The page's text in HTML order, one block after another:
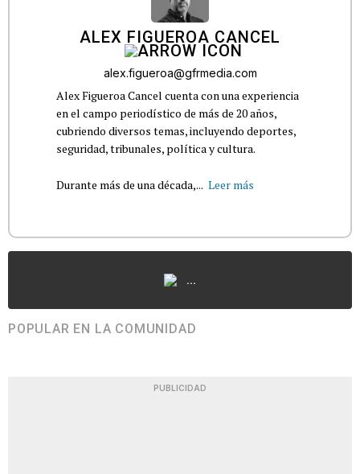
ALEX FIGUEROA CANCEL
alex.figueroa@gfrmedia.com
Alex Figueroa Cancel cuenta con una experiencia
en el campo periodístico de más de 20 años,
cubriendo diversos temas, incluyendo deportes,
seguridad, tribunales, política y cultura.
Durante más de una década,... Leer más
...
POPULAR EN LA COMUNIDAD
PUBLICIDAD